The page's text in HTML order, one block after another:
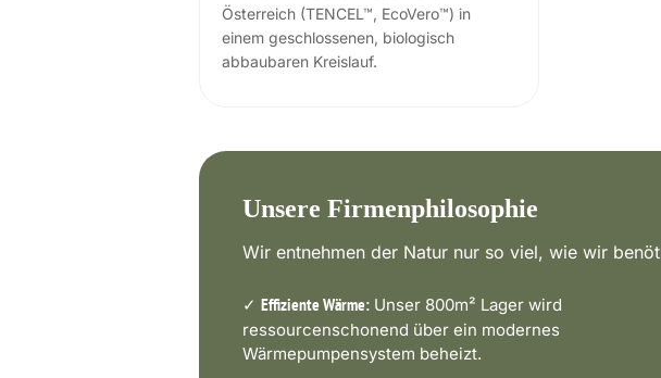
Österreich (TENCEL™, EcoVero™) in
einem geschlossenen, biologisch
abbaubaren Kreislauf.
Unsere Firmenphilosophie
Wir entnehmen der Natur nur so viel, wie wir
✓ Effiziente Wärme: Unser 800m² Lager wird
ressourcenschonend über ein modernes
Wärmepumpensystem beheizt.